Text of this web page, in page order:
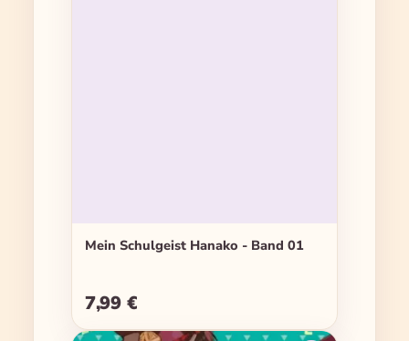
Mein Schulgeist Hanako - Band 01
Regulärer Preis:
7,99 €